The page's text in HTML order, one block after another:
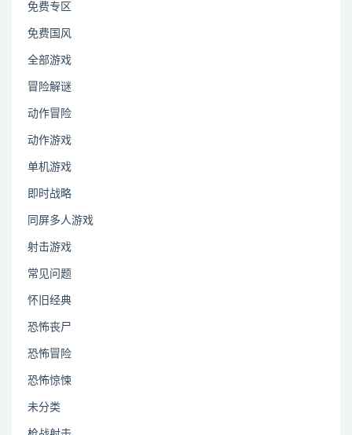
免费专区
免费国风
全部游戏
冒险解谜
动作冒险
动作游戏
单机游戏
即时战略
同屏多人游戏
射击游戏
常见问题
怀旧经典
恐怖丧尸
恐怖冒险
恐怖惊悚
未分类